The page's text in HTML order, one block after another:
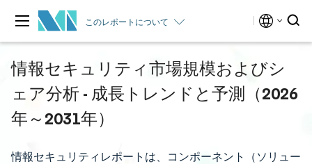
このレポートについて
情報セキュリティ市場規模およびシ
ェア分析 - 成長トレンドと予測（2026
年～2031年）
情報セキュリティレポートは、コンポーネント（ソリュー